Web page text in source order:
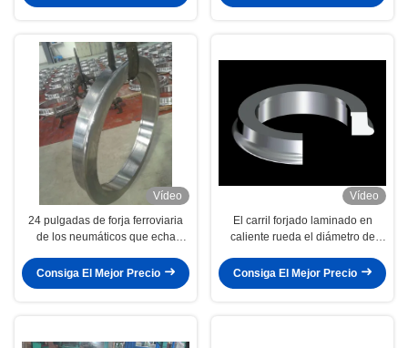
Vídeo
24 pulgadas de forja ferroviaria
de los neumáticos que echa
Consiga El Mejor Precio
Vídeo
El carril forjado laminado en
caliente rueda el diámetro de
locomotores
Consiga El Mejor Precio